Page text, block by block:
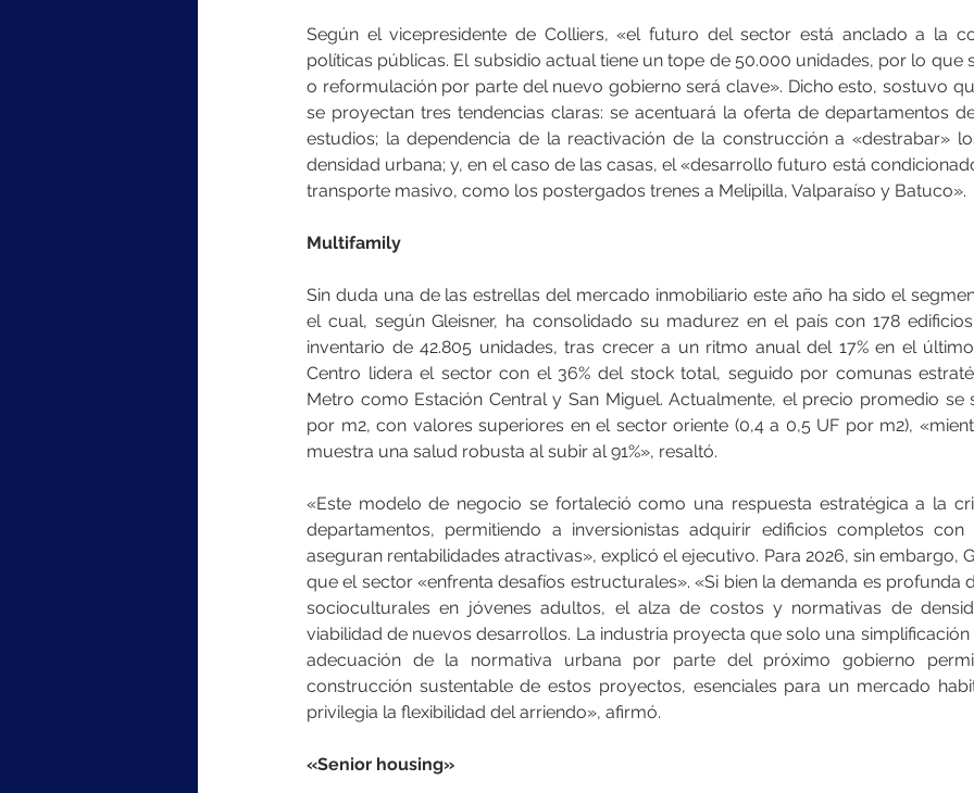
Según el vicepresidente de Colliers, «el futuro del sector está anclado a la
políticas públicas. El subsidio actual tiene un tope de 50.000 unidades, por lo que
o reformulación por parte del nuevo gobierno será clave». Dicho esto, sostuvo
se proyectan tres tendencias claras: se acentuará la oferta de departamentos
estudios; la dependencia de la reactivación de la construcción a «destrabar»
densidad urbana; y, en el caso de las casas, el «desarrollo futuro está
transporte masivo, como los postergados trenes a Melipilla, Valparaíso y Batuco».
Multifamily
Sin duda una de las estrellas del mercado inmobiliario este año ha sido el
el cual, según Gleisner, ha consolidado su madurez en el país con 178
inventario de 42.805 unidades, tras crecer a un ritmo anual del 17% en el
Centro lidera el sector con el 36% del stock total, seguido por comunas
Metro como Estación Central y San Miguel. Actualmente, el precio promedio se
por m2, con valores superiores en el sector oriente (0,4 a 0,5 UF por m2),
muestra una salud robusta al subir al 91%», resaltó.
«Este modelo de negocio se fortaleció como una respuesta estratégica a la
departamentos, permitiendo a inversionistas adquirir edificios completos
aseguran rentabilidades atractivas», explicó el ejecutivo. Para 2026, sin embargo,
que el sector «enfrenta desafíos estructurales». «Si bien la demanda es profunda
socioculturales en jóvenes adultos, el alza de costos y normativas de
viabilidad de nuevos desarrollos. La industria proyecta que solo una
adecuación de la normativa urbana por parte del próximo gobierno
construcción sustentable de estos proyectos, esenciales para un mercado
privilegia la flexibilidad del arriendo», afirmó.
«Senior housing»